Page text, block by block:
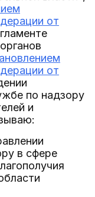
от
от
по надзору
и
в сфере